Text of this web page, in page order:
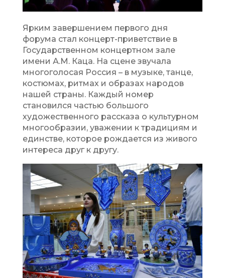
Ярким завершением первого дня
форума стал концерт-приветствие в
Государственном концертном зале
имени А.М. Каца. На сцене звучала
многоголосая Россия – в музыке, танце,
костюмах, ритмах и образах народов
нашей страны. Каждый номер
становился частью большого
художественного рассказа о культурном
многообразии, уважении к традициям и
единстве, которое рождается из живого
интереса друг к другу.